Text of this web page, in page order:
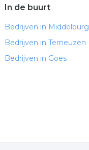
In de buurt
Bedrijven in Middelburg
Bedrijven in Terneuzen
Bedrijven in Goes